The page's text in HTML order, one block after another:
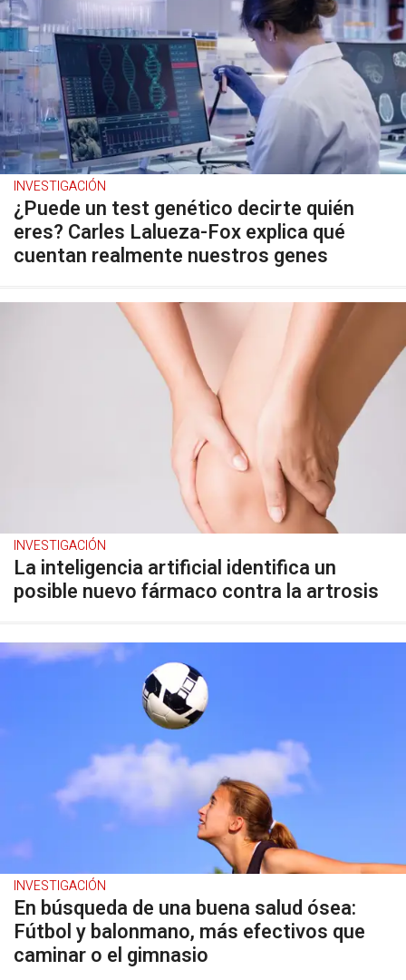
INVESTIGACIÓN
¿Puede un test genético decirte quién
eres? Carles Lalueza-Fox explica qué
cuentan realmente nuestros genes
INVESTIGACIÓN
La inteligencia artificial identifica un
posible nuevo fármaco contra la artrosis
INVESTIGACIÓN
En búsqueda de una buena salud ósea:
Fútbol y balonmano, más efectivos que
caminar o el gimnasio